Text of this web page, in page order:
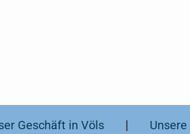
Geschäft in Völs ❘